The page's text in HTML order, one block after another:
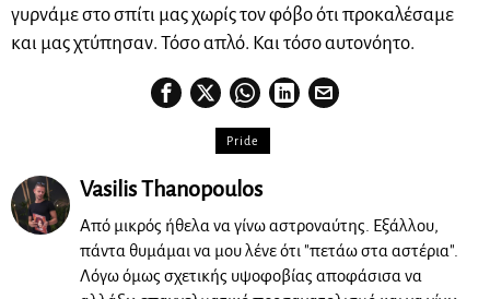
γυρνάμε στο σπίτι μας χωρίς τον φόβο ότι προκαλέσαμε
και μας χτύπησαν. Τόσο απλό. Και τόσο αυτονόητο.
Pride
Vasilis Thanopoulos
Από μικρός ήθελα να γίνω αστροναύτης. Εξάλλου,
πάντα θυμάμαι να μου λένε ότι "πετάω στα αστέρια".
Λόγω όμως σχετικής υψοφοβίας αποφάσισα να